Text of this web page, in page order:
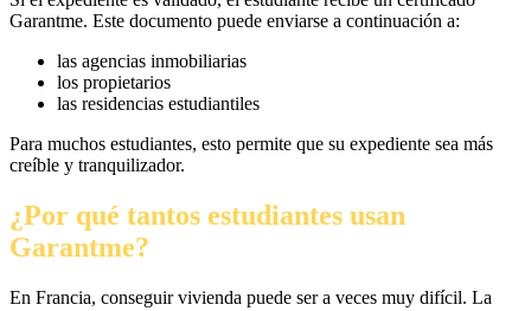
Garantme. Este documento puede enviarse a continuación a:
las agencias inmobiliarias
los propietarios
las residencias estudiantiles
Para muchos estudiantes, esto permite que su expediente sea más
creíble y tranquilizador.
¿Por qué tantos estudiantes usan
Garantme?
En Francia, conseguir vivienda puede ser a veces muy difícil. La